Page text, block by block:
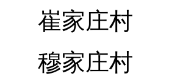
崔家庄村
穆家庄村